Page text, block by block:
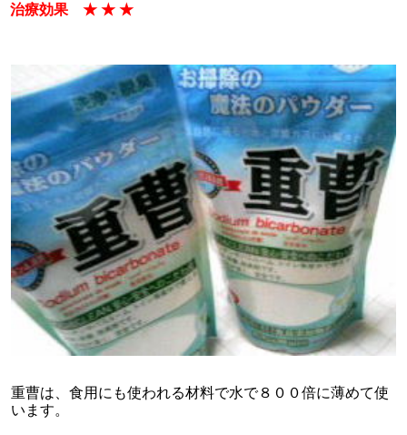
治療効果 ★ ★ ★
重曹は、食用にも使われる材料で水で８００倍に薄めて使
います。